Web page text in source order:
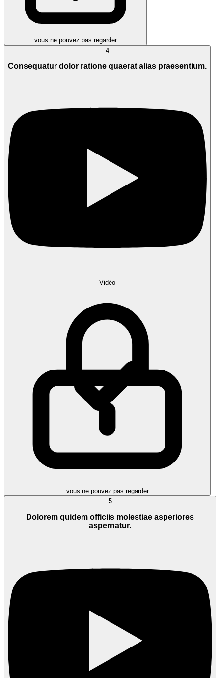
vous ne pouvez pas regarder
4
Consequatur dolor ratione quaerat alias praesentium.
Vidéo
vous ne pouvez pas regarder
5
Dolorem quidem officiis molestiae asperiores
aspernatur.